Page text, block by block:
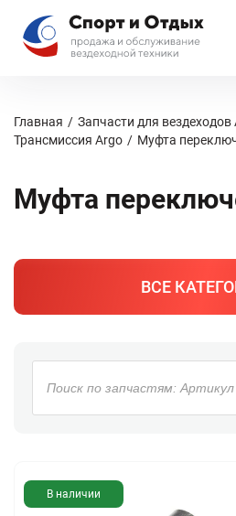
Главная
Запчасти для вездеходов
Трансмиссия Argo
Муфта
Муфта
ВСЕ
Поиск
товаров
В наличии